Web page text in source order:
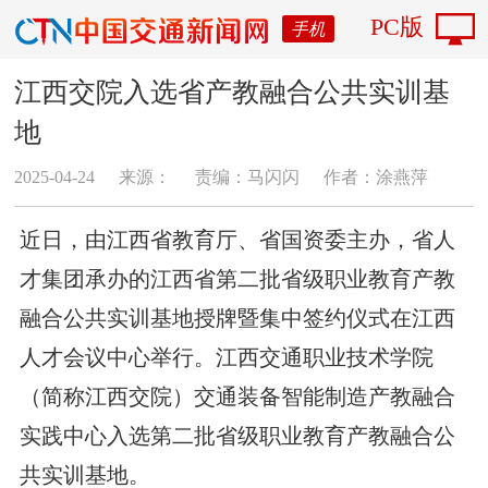
手机 PC版
江西交院入选省产教融合公共实训基
地
2025-04-24 来源： 责编：马闪闪 作者：涂燕萍
近日，由江西省教育厅、省国资委主办，省人
才集团承办的江西省第二批省级职业教育产教
融合公共实训基地授牌暨集中签约仪式在江西
人才会议中心举行。江西交通职业技术学院
（简称江西交院）交通装备智能制造产教融合
实践中心入选第二批省级职业教育产教融合公
共实训基地。